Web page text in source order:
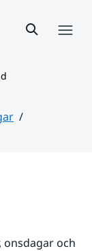
onsdagar och